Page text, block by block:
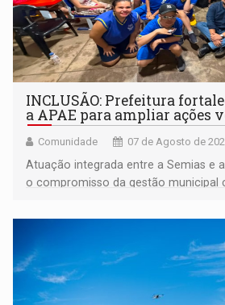
INCLUSÃO: Prefeitura
a APAE para ampliar ações
Comunidade 07 de Agosto de
Atuação integrada entre a Semias e
o compromisso da gestão municipal